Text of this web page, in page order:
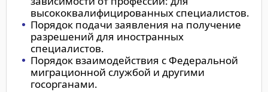
высококвалифицированных специалистов.
Порядок подачи заявления на получение
разрешений для иностранных
специалистов.
Порядок взаимодействия с Федеральной
миграционной службой и другими
госорганами.